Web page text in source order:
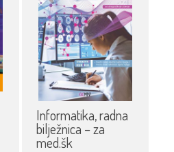
Informatika, radna
bilježnica – za
med.šk